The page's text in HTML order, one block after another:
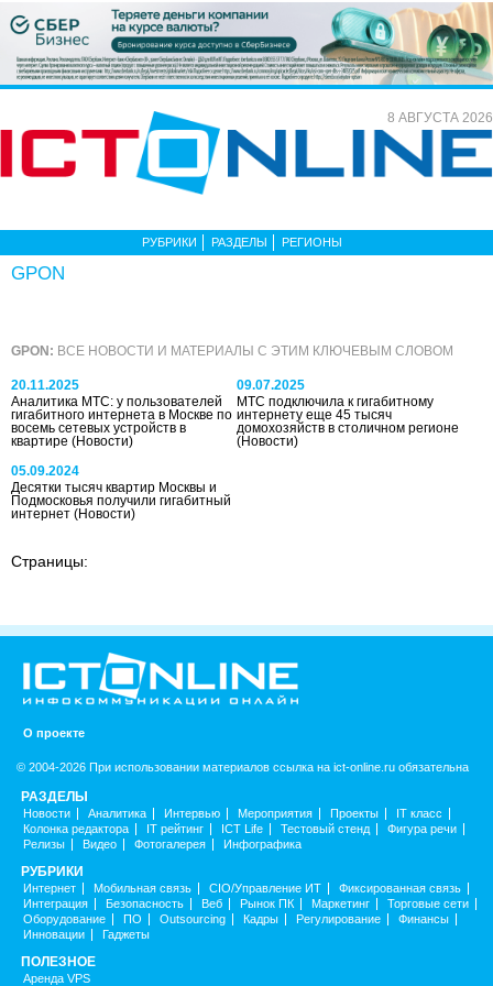
8 АВГУСТА 2026
РУБРИКИ РАЗДЕЛЫ РЕГИОНЫ
GPON
GPON: ВСЕ НОВОСТИ И МАТЕРИАЛЫ С ЭТИМ КЛЮЧЕВЫМ СЛОВОМ
20.11.2025
Аналитика МТС: у пользователей
гигабитного интернета в Москве по
восемь сетевых устройств в
квартире (Новости)
09.07.2025
МТС подключила к гигабитному
интернету еще 45 тысяч
домохозяйств в столичном регионе
(Новости)
05.09.2024
Десятки тысяч квартир Москвы и
Подмосковья получили гигабитный
интернет (Новости)
Страницы:
О проекте
© 2004-2026 При использовании материалов ссылка на ict-online.ru обязательна
РАЗДЕЛЫ
Новости Аналитика Интервью Мероприятия Проекты
IT класс
Колонка редактора
IT рейтинг ICT Life Тестовый стенд
Фигура речи
Релизы
Видео Фотогалерея Инфографика
РУБРИКИ
Интернет Мобильная связь CIO/Управление ИТ
Фиксированная связь
Интеграция
Безопасность Веб Рынок ПК Маркетинг
Торговые сети
Оборудование
ПО Outsourcing Кадры Регулирование
Финансы
Инновации
Гаджеты
ПОЛЕЗНОЕ
Аренда VPS